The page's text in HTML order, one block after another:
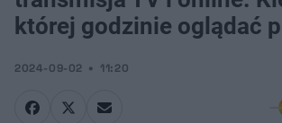
której godzinie oglądać
2024-09-02 11:20